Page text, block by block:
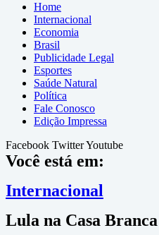
Home
Internacional
Economia
Brasil
Publicidade Legal
Esportes
Saúde Natural
Política
Fale Conosco
Edição Impressa
Facebook TwitterYoutube
Você está em:
Internacional
Lula na Casa